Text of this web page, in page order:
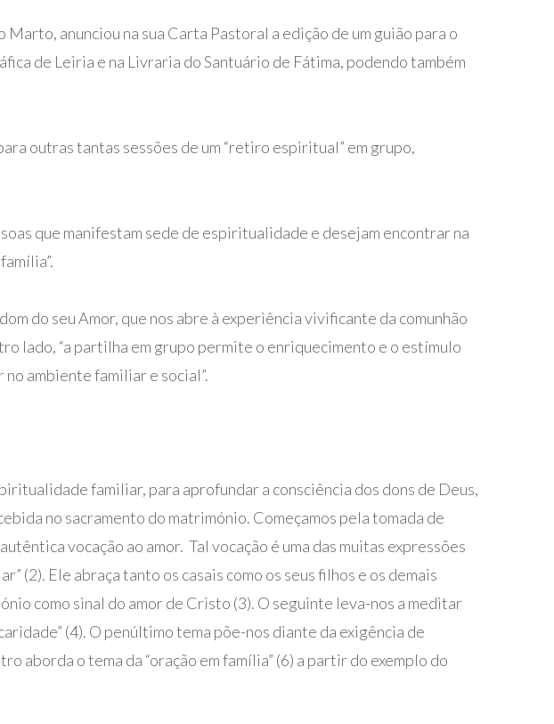
anunciou na sua Carta Pastoral a edição de um guião para o
de Leiria e na Livraria do Santuário de Fátima, podendo também
outras tantas sessões de um “retiro espiritual” em grupo,
que manifestam sede de espiritualidade e desejam encontrar na
do seu Amor, que nos abre à experiência vivificante da comunhão
lado, “a partilha em grupo permite o enriquecimento e o estímulo
no ambiente familiar e social”.
familiar, para aprofundar a consciência dos dons de Deus,
no sacramento do matrimónio. Começamos pela tomada de
vocação ao amor. Tal vocação é uma das muitas expressões
(2). Ele abraça tanto os casais como os seus filhos e os demais
como sinal do amor de Cristo (3). O seguinte leva-nos a meditar
(4). O penúltimo tema põe-nos diante da exigência de
aborda o tema da “oração em família” (6) a partir do exemplo do